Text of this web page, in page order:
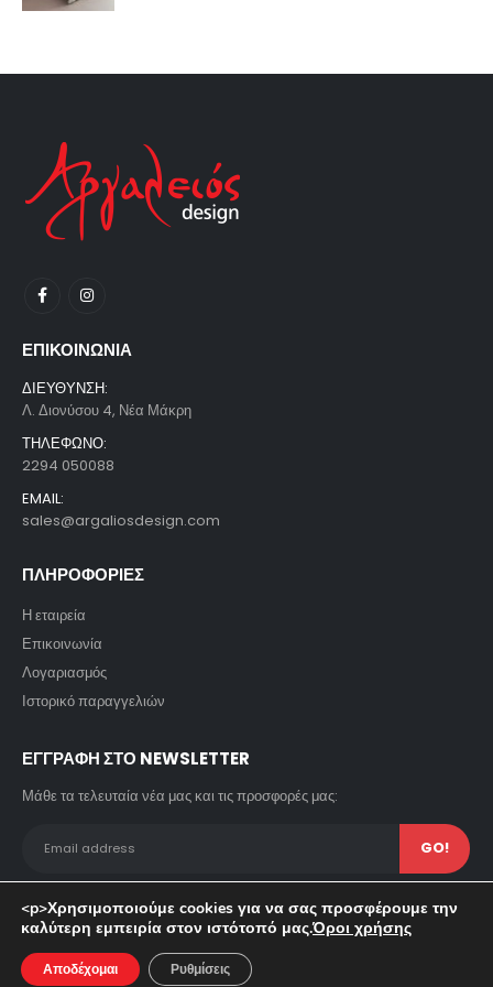
ΕΠΙΚΟΙΝΩΝΙΑ
ΔΙΕΥΘΥΝΣΗ:
Λ. Διονύσου 4, Νέα Μάκρη
ΤΗΛΕΦΩΝΟ:
2294 050088
EMAIL:
sales@argaliosdesign.com
ΠΛΗΡΟΦΟΡΙΕΣ
Η εταιρεία
Επικοινωνία
Λογαριασμός
Ιστορικό παραγγελιών
ΕΓΓΡΑΦΗ ΣΤΟ NEWSLETTER
Μάθε τα τελευταία νέα μας και τις προσφορές μας:
© copyright 2023. All Rights Reserved. Powered by Pavla SA.
<p>Χρησιμοποιούμε cookies για να σας προσφέρουμε την
καλύτερη εμπειρία στον ιστότοπό μας.Όροι χρήσης
Αποδέχομαι Ρυθμίσεις